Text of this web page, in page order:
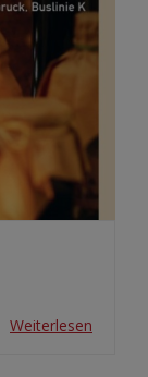
Weiterlesen